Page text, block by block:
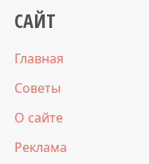
САЙТ
Главная
Советы
О сайте
Реклама